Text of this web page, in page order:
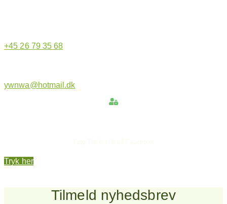
+45 26 79 35 68
ywnwa@hotmail.dk
Tryk her
Tilmeld nyhedsbrev